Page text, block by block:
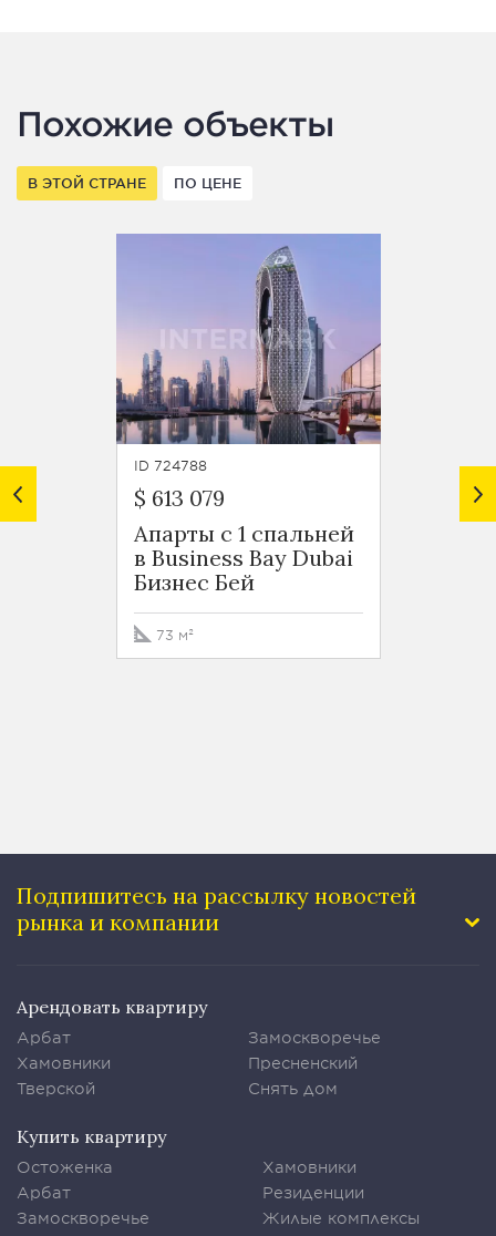
Похожие объекты
В ЭТОЙ СТРАНЕ ПО ЦЕНЕ
ID 724788
$ 613 079
Апарты с 1 спальней
в Business Bay Dubai
Бизнес Бей
73 м²
ID
$ 599
Подпишитесь на рассылку новостей
рынка и компании
Арендовать квартиру
Арбат
Хамовники
Тверской
Замоскворечье
Пресненский
Снять дом
Купить квартиру
Остоженка
Арбат
Замоскворечье
Хамовники
Резиденции
Жилые комплексы